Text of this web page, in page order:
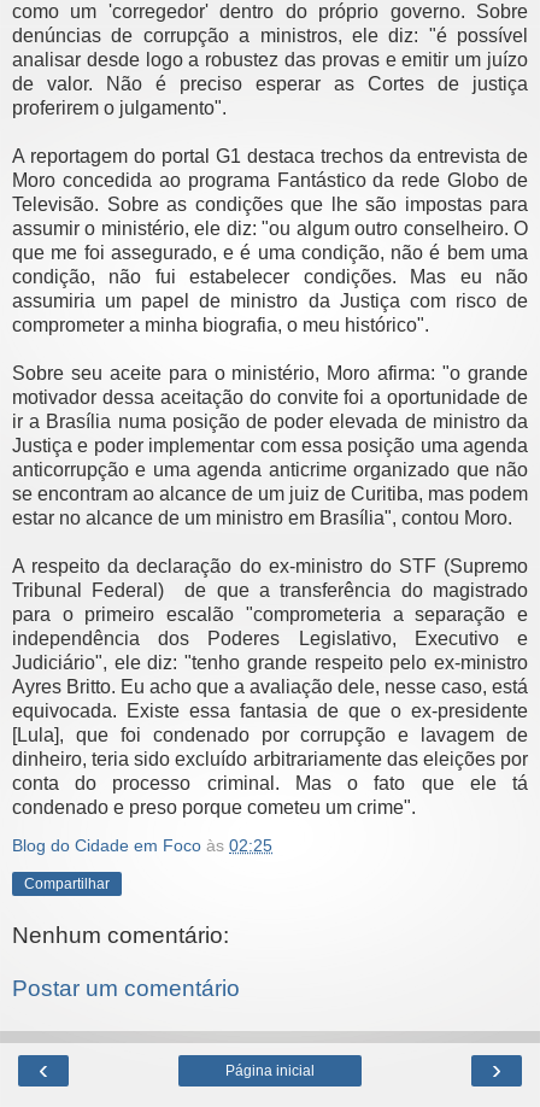
como um 'corregedor' dentro do próprio governo. Sobre
denúncias de corrupção a ministros, ele diz: "é possível
analisar desde logo a robustez das provas e emitir um juízo
de valor. Não é preciso esperar as Cortes de justiça
proferirem o julgamento".
A reportagem do portal G1 destaca trechos da entrevista de
Moro concedida ao programa Fantástico da rede Globo de
Televisão. Sobre as condições que lhe são impostas para
assumir o ministério, ele diz: "ou algum outro conselheiro. O
que me foi assegurado, e é uma condição, não é bem uma
condição, não fui estabelecer condições. Mas eu não
assumiria um papel de ministro da Justiça com risco de
comprometer a minha biografia, o meu histórico".
Sobre seu aceite para o ministério, Moro afirma: "o grande
motivador dessa aceitação do convite foi a oportunidade de
ir a Brasília numa posição de poder elevada de ministro da
Justiça e poder implementar com essa posição uma agenda
anticorrupção e uma agenda anticrime organizado que não
se encontram ao alcance de um juiz de Curitiba, mas podem
estar no alcance de um ministro em Brasília", contou Moro.
A respeito da declaração do ex-ministro do STF (Supremo
Tribunal Federal) de que a transferência do magistrado
para o primeiro escalão "comprometeria a separação e
independência dos Poderes Legislativo, Executivo e
Judiciário", ele diz: "tenho grande respeito pelo ex-ministro
Ayres Britto. Eu acho que a avaliação dele, nesse caso, está
equivocada. Existe essa fantasia de que o ex-presidente
[Lula], que foi condenado por corrupção e lavagem de
dinheiro, teria sido excluído arbitrariamente das eleições por
conta do processo criminal. Mas o fato que ele tá
condenado e preso porque cometeu um crime".
Blog do Cidade em Foco às 02:25
Compartilhar
Nenhum comentário:
Postar um comentário
‹ ›
Página inicial